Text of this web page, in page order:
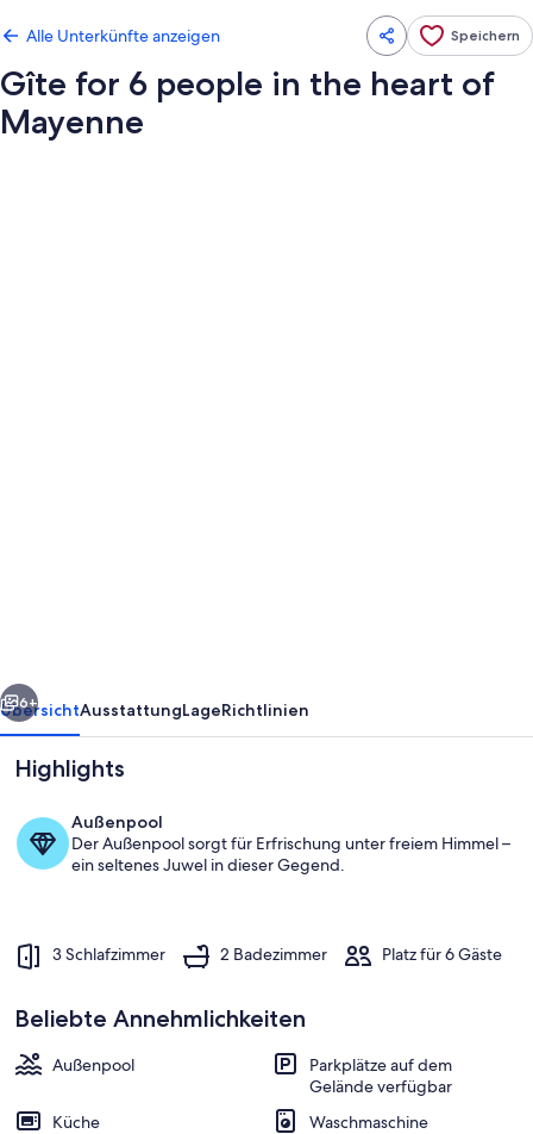
Alle Unterkünfte anzeigen Speichern
Gîte for 6 people in the heart of
Mayenne
heart
of
Mayenne
Außenbereich
Weiter
6+
ÜbersichtAusstattungLageRichtlinien
Highlights
Außenpool
Der Außenpool sorgt für Erfrischung unter freiem Himmel –
ein seltenes Juwel in dieser Gegend.
3 Schlafzimmer 2 Badezimmer Platz für 6 Gäste
Beliebte Annehmlichkeiten
Außenpool
Parkplätze auf dem
Gelände verfügbar
Küche
Waschmaschine